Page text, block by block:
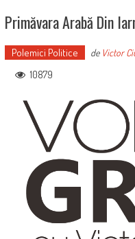
Primăvara Arabă Din
Polemici Politice de Victor
10879